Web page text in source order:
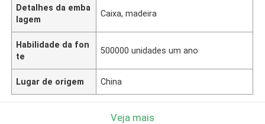
Detalhes da emba
lagem
Caixa, madeira
Habilidade da fon
te
500000 unidades um ano
Lugar de origem China
Veja mais